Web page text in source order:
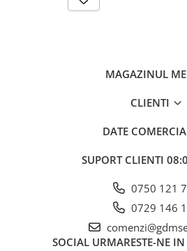
MAGAZINUL
CLIENTI
DATE
SUPORT CLIENTI
0750 121
0729 146
SOCIAL URMARESTE-NE